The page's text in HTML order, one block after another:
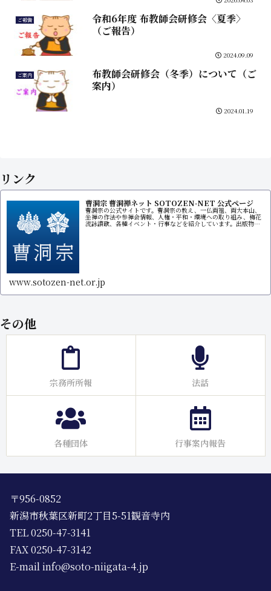
ご報告
令和6年度 布教師会研修会〈夏季〉
（ご報告）
2024.09.09
ご案内
布教師会研修会（冬季）について（ご
案内）
2024.01.19
リンク
曹洞宗 曹洞禅ネット SOTOZEN-NET 公式ページ
曹洞宗の公式サイトです。曹洞宗の教え、一仏両祖、両大本山、
坐禅の作法や参禅会情報、人権・平和・環境への取り組み、梅花
流詠讃歌、各種イベント・行事などを紹介しています。出版物販
www.sotozen-net.or.jp
その他
宗務所所報 法話
各種団体 行事案内報告
〒956-0852
新潟市秋葉区新町2丁目5-51観音寺内
TEL 0250-47-3141
FAX 0250-47-3142
E-mail info@soto-niigata-4.jp